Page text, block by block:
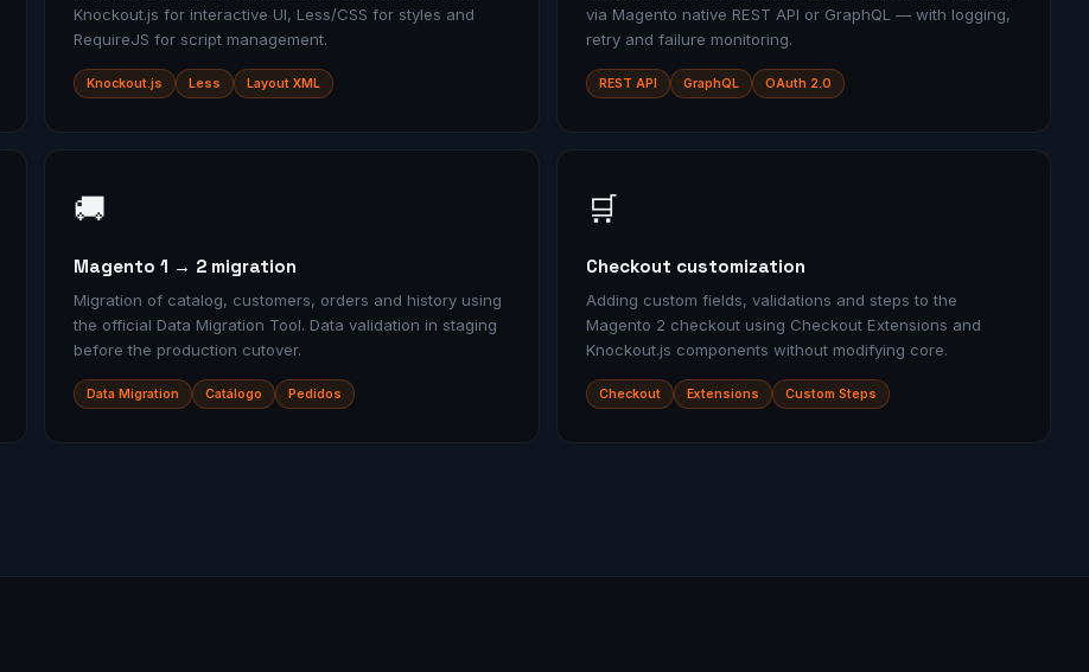
Knockout.js for interactive UI, Less/CSS for styles and
RequireJS for script management.
Knockout.js Less Layout XML
via Magento native REST API or GraphQL — with logging,
retry and failure monitoring.
REST API GraphQL OAuth 2.0
🚚
Magento 1 → 2 migration
Migration of catalog, customers, orders and history using
the official Data Migration Tool. Data validation in staging
before the production cutover.
Data Migration Catálogo Pedidos
🛒
Checkout customization
Adding custom fields, validations and steps to the
Magento 2 checkout using Checkout Extensions and
Knockout.js components without modifying core.
Checkout Extensions Custom Steps